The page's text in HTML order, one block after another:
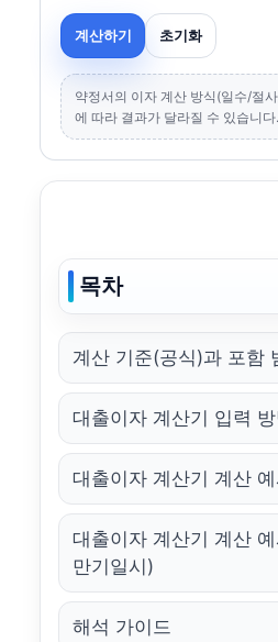
계산하기 초기화
약정서의 이자 계산 방식(일수/절
에 따라 결과가 달라질 수 있습니다.
목차
계산 기준(공식)과 포함
대출이자 계산기 입력 방
대출이자 계산기 계산
대출이자 계산기 계산
만기일시)
해석 가이드